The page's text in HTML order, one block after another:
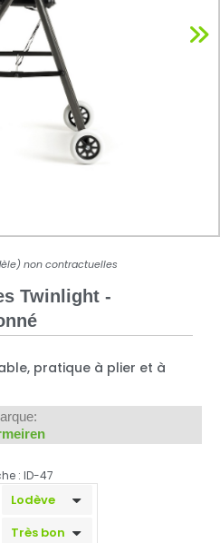
non contractuelles
Twinlight -
pratique à plier et à
: ID-47